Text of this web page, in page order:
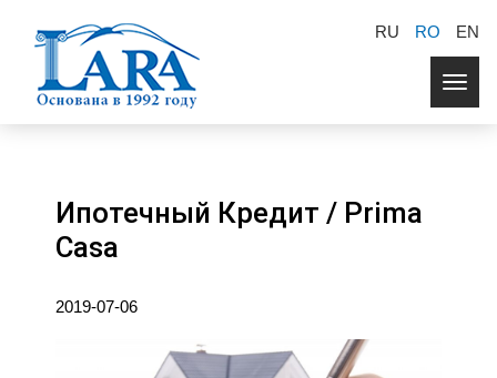
RU RO EN
Ипотечный Кредит / Prima
Casa
2019-07-06